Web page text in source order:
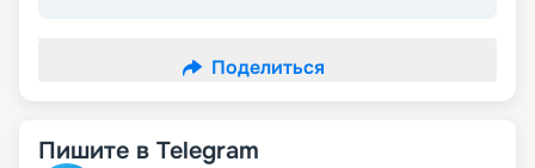
Поделиться
Пишите в Telegram